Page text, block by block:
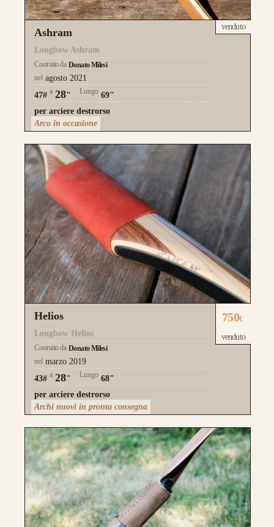
Ashram
Longbow Ashram
Costruito da Donato Milesi
nel agosto 2021
47# a 28" Lungo 69"
per arciere destrorso
venduto
Arco in occasione
Helios
Longbow Helios
Costruito da Donato Milesi
nel marzo 2019
43# a 28" Lungo 68"
per arciere destrorso
750€
venduto
Archi nuovi in pronta consegna